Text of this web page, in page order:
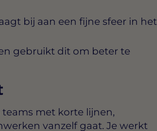
bij aan een fijne sfeer in het
gebruikt dit om beter te
met korte lijnen,
vanzelf gaat. Je werkt